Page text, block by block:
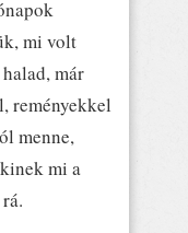
mi volt
már
reményekkel
menne,
mi a